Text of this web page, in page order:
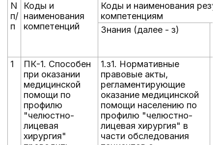
N
п/
п
Коды и
наименования
компетенций
Коды и наименования
компетенциям
Знания (далее - з)
1
ПК-1. Способен
при оказании
медицинской
помощи по
профилю
"челюстно-
лицевая
хирургия"
1.з1. Нормативные
правовые акты,
регламентирующие
оказание медицинской
помощи населению по
профилю "челюстно-
лицевая хирургия" в
части обследования